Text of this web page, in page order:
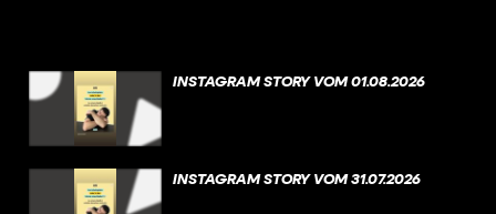
INSTAGRAM STORY VOM 01.08.2026
INSTAGRAM STORY VOM 31.07.2026